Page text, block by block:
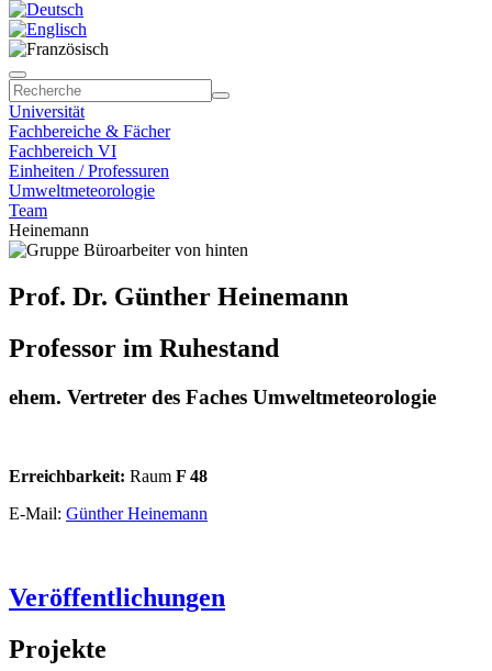
Universität
Fachbereiche & Fächer
Fachbereich VI
Einheiten / Professuren
Umweltmeteorologie
Team
Heinemann
Prof. Dr. Günther Heinemann
Professor im Ruhestand
ehem. Vertreter des Faches Umweltmeteorologie
Erreichbarkeit: Raum F 48
E-Mail: Günther Heinemann
Veröffentlichungen
Projekte